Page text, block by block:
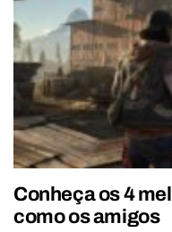
Conheça os 4
como os amigos